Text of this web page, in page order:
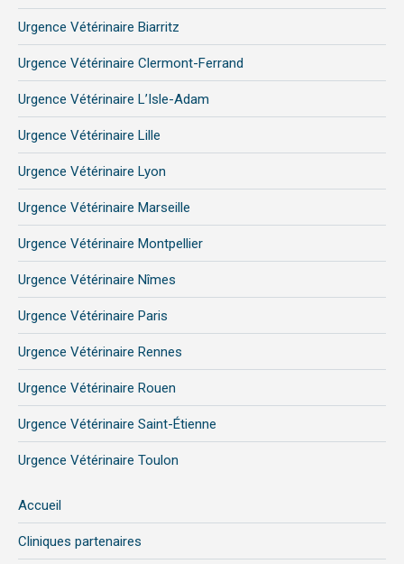
new
window
new new
Urgence Vétérinaire Biarritz
Urgence Vétérinaire Clermont-Ferrand
Urgence Vétérinaire L’Isle-Adam
Urgence Vétérinaire Lille
Urgence Vétérinaire Lyon
Urgence Vétérinaire Marseille
Urgence Vétérinaire Montpellier
Urgence Vétérinaire Nîmes
Urgence Vétérinaire Paris
Urgence Vétérinaire Rennes
Urgence Vétérinaire Rouen
Urgence Vétérinaire Saint-Étienne
Urgence Vétérinaire Toulon
Accueil
Cliniques partenaires